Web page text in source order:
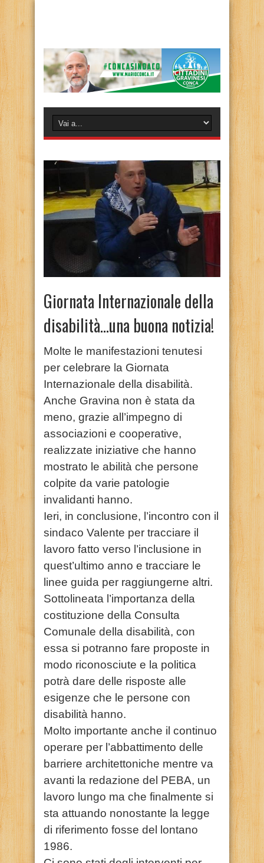
Giornata Internazionale della
disabilità…una buona notizia!
Molte le manifestazioni tenutesi
per celebrare la Giornata
Internazionale della disabilità.
Anche Gravina non è stata da
meno, grazie all’impegno di
associazioni e cooperative,
realizzate iniziative che hanno
mostrato le abilità che persone
colpite da varie patologie
invalidanti hanno.
Ieri, in conclusione, l’incontro con il
sindaco Valente per tracciare il
lavoro fatto verso l’inclusione in
quest’ultimo anno e tracciare le
linee guida per raggiungerne altri.
Sottolineata l’importanza della
costituzione della Consulta
Comunale della disabilità, con
essa si potranno fare proposte in
modo riconosciute e la politica
potrà dare delle risposte alle
esigenze che le persone con
disabilità hanno.
Molto importante anche il continuo
operare per l’abbattimento delle
barriere architettoniche mentre va
avanti la redazione del PEBA, un
lavoro lungo ma che finalmente si
sta attuando nonostante la legge
di riferimento fosse del lontano
1986.